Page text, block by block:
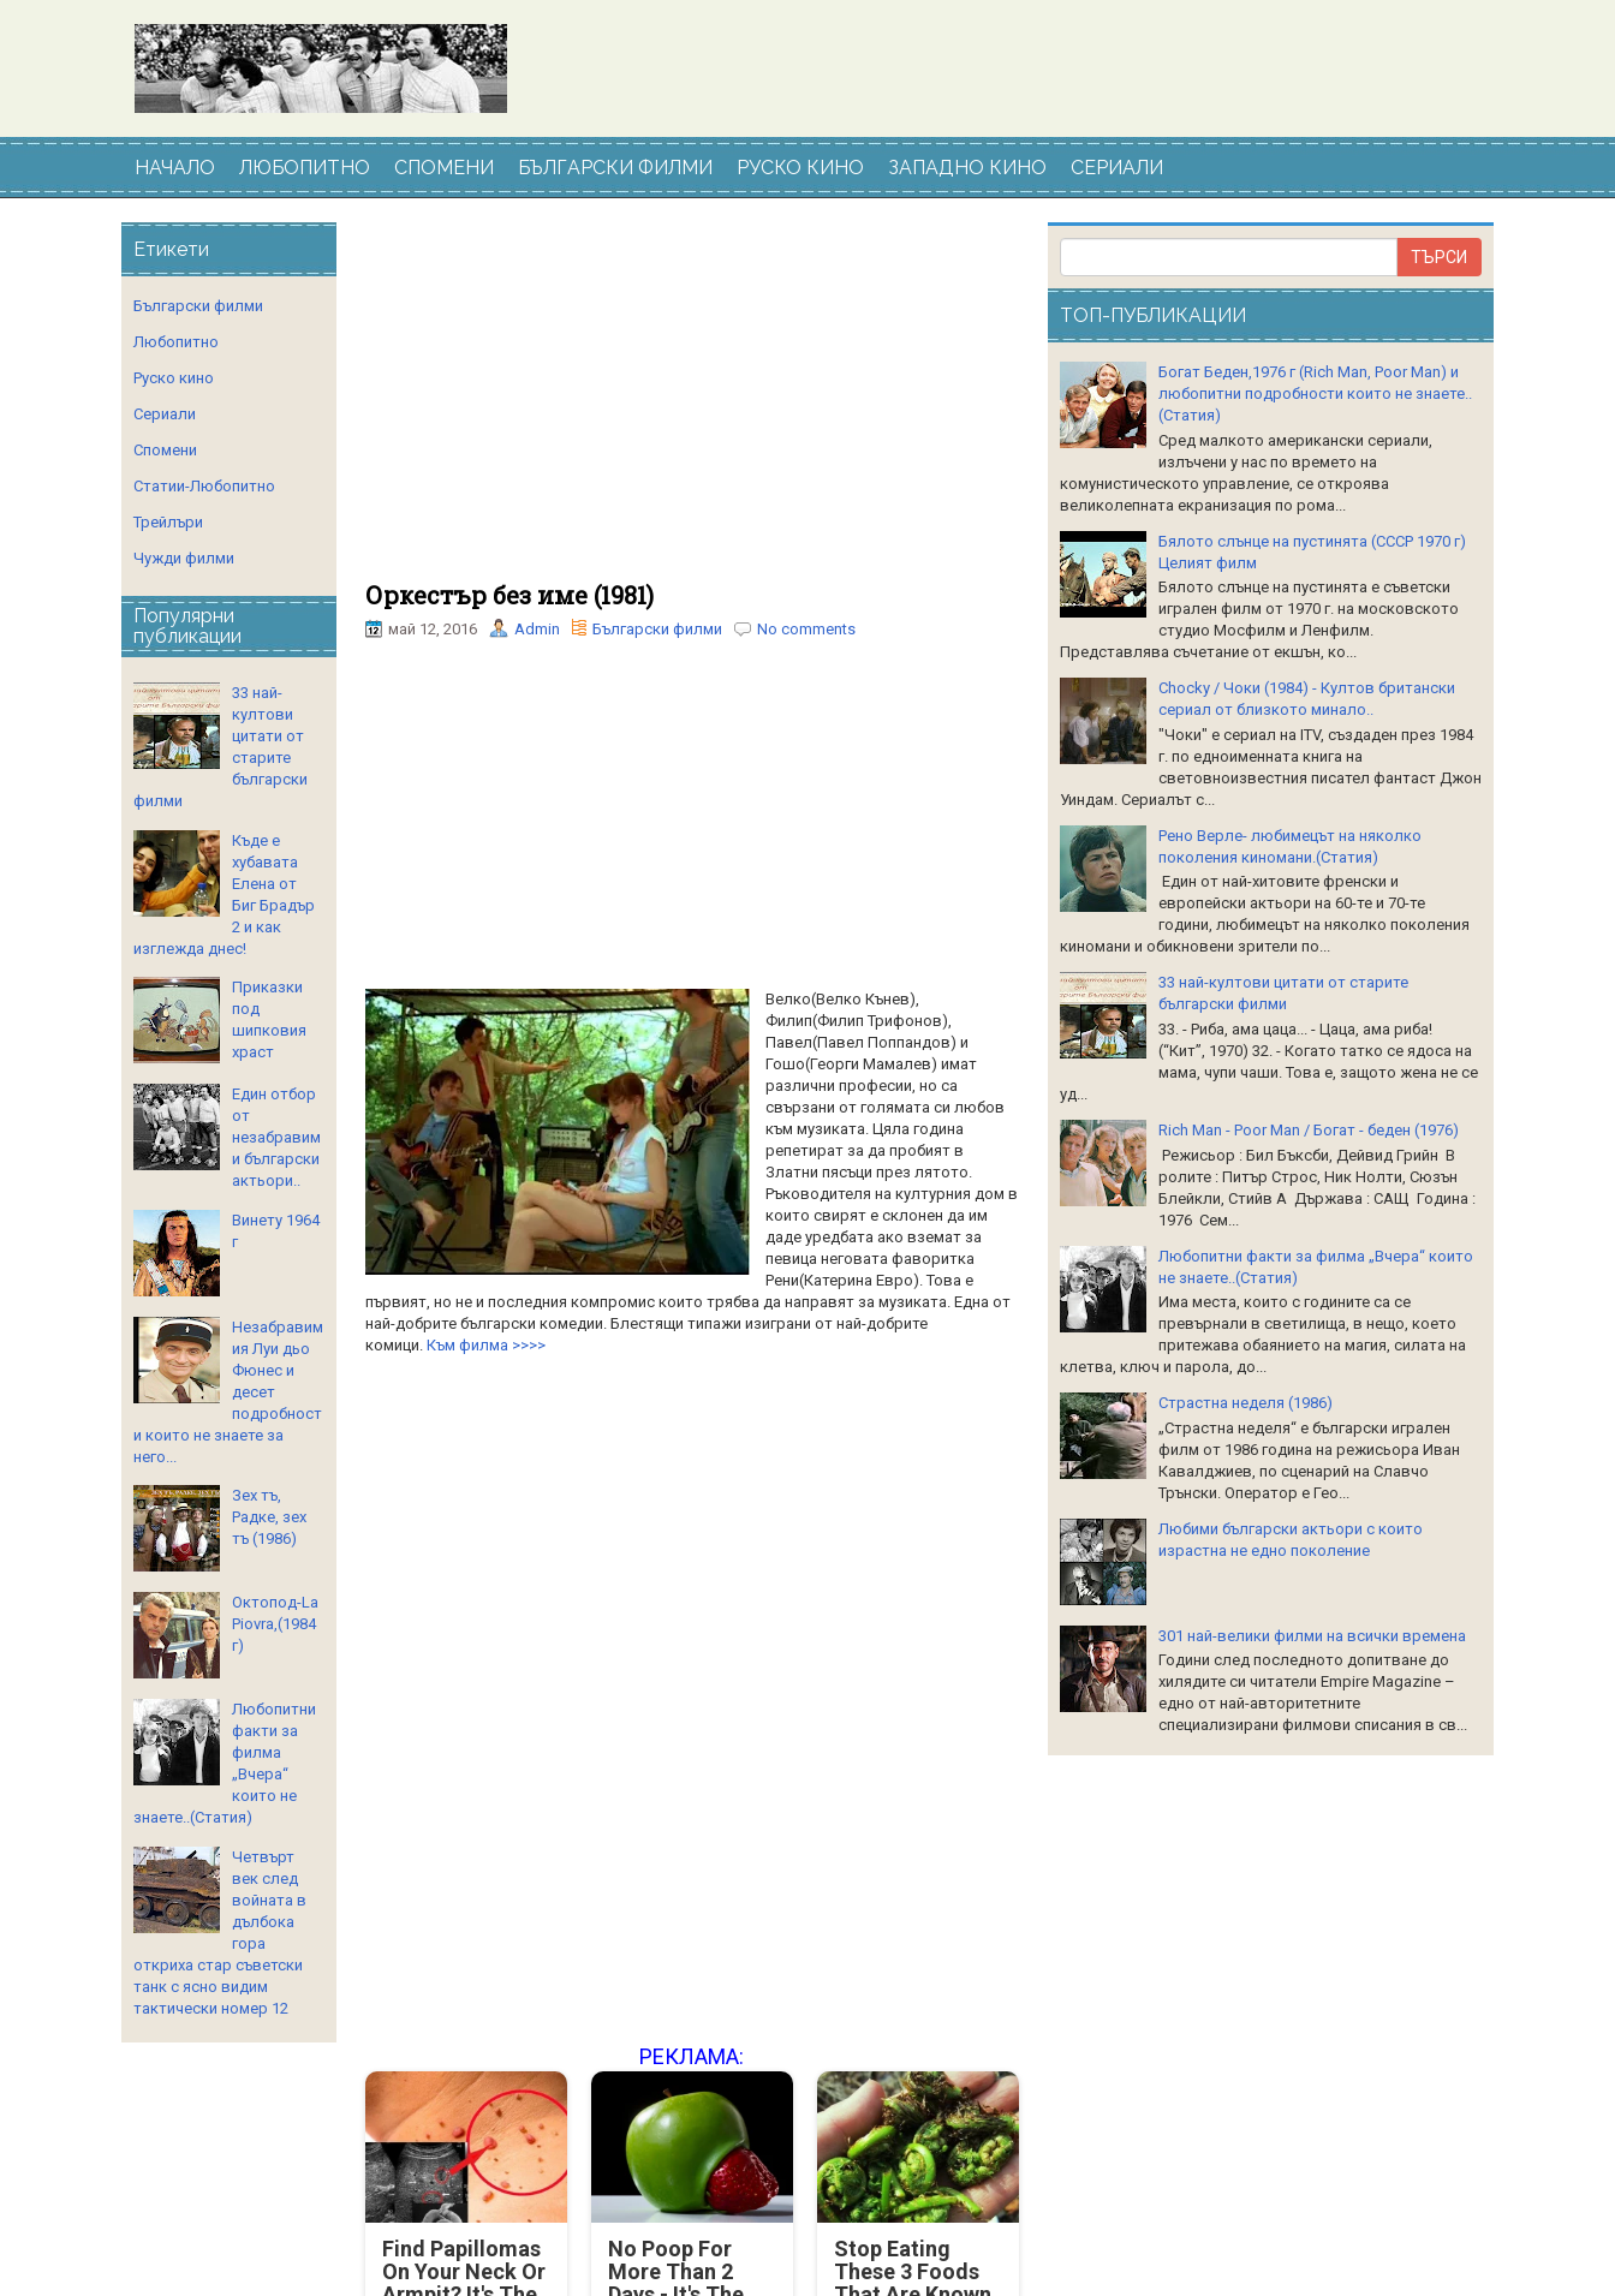
НАЧАЛО ЛЮБОПИТНО СПОМЕНИ БЪЛГАРСКИ ФИЛМИ РУСКО КИНО ЗАПАДНО КИНО СЕРИАЛИ
Оркестър без име (1981)
май 12, 2016 Admin Български филми No comments
Велко(Велко Кънев),
Филип(Филип Трифонов),
Павел(Павел Поппандов) и
Гошо(Георги Мамалев) имат
различни професии, но са
свързани от голямата си любов
към музиката. Цяла година
репетират за да пробият в
Златни пясъци през лятото.
Ръководителя на културния дом в
които свирят е склонен да им
даде уредбата ако вземат за
певица неговата фаворитка
Рени(Катерина Евро). Това е
първият, но не и последния компромис които трябва да направят за музиката. Една от
най-добрите български комедии. Блестящи типажи изиграни от най-добрите
комици. Към филма >>>>
РЕКЛАМА:
Find Papillomas
On Your Neck Or
No Poop For
More Than 2
Stop Eating
These 3 Foods
Етикети
Български филми
Любопитно
Руско кино
Сериали
Спомени
Статии-Любопитно
Трейлъри
Чужди филми
Популярни
публикации
33 най-
култови
цитати от
старите
български
филми
Къде е
хубавата
Елена от
Биг Брадър
2 и как
изглежда днес!
Приказки
под
шипковия
храст
Един отбор
от
незабравим
и български
актьори..
Винету 1964
г
Незабравим
ия Луи дьо
Фюнес и
десет
подробност
и които не знаете за
него...
Зех тъ,
Радке, зех
тъ (1986)
Октопод-La
Piovra,(1984
г)
Любопитни
факти за
филма
„Вчера“
които не
знаете..(Статия)
Четвърт
век след
войната в
дълбока
гора
откриха стар съветски
танк с ясно видим
тактически номер 12
ТОП-ПУБЛИКАЦИИ
Богат Беден,1976 г (Rich Man, Poor Man) и
любопитни подробности които не знаете..
(Статия)
Сред малкото американски сериали,
излъчени у нас по времето на
комунистическото управление, се откроява
великолепната екранизация по рома...
Бялото слънце на пустинята (СССР 1970 г)
Целият филм
Бялото слънце на пустинята е съветски
игрален филм от 1970 г. на московското
студио Мосфилм и Ленфилм.
Представлява съчетание от екшън, ко...
Chocky / Чоки (1984) - Култов британски
сериал от близкото минало..
"Чоки" е сериал на ITV, създаден през 1984
г. по едноименната книга на
световноизвестния писател фантаст Джон
Уиндам. Сериалът с...
Рено Верле- любимецът на няколко
поколения киномани.(Статия)
Един от най-хитовите френски и
европейски актьори на 60-те и 70-те
години, любимецът на няколко поколения
киномани и обикновени зрители по...
33 най-култови цитати от старите
български филми
33. - Риба, ама цаца... - Цаца, ама риба!
(“Кит”, 1970) 32. - Когато татко се ядоса на
мама, чупи чаши. Това е, защото жена не се
уд...
Rich Man - Poor Man / Богат - беден (1976)
Режисьор : Бил Бъксби, Дейвид Грийн В
ролите : Питър Строс, Ник Нолти, Сюзън
Блейкли, Стийв А Държава : САЩ Година :
1976 Сем...
Любопитни факти за филма „Вчера“ които
не знаете..(Статия)
Има места, които с годините са се
превърнали в светилища, в нещо, което
притежава обаянието на магия, силата на
клетва, ключ и парола, до...
Страстна неделя (1986)
„Страстна неделя“ е български игрален
филм от 1986 година на режисьора Иван
Кавалджиев, по сценарий на Славчо
Трънски. Оператор е Гео...
Любими български актьори с които
израстна не едно поколение
301 най-велики филми на всички времена
Години след последното допитване до
хилядите си читатели Empire Magazine –
едно от най-авторитетните
специализирани филмови списания в св...